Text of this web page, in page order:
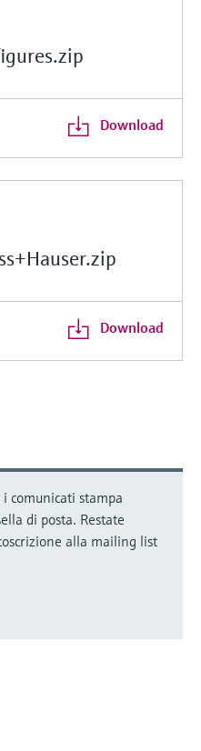
Download
Download
comunicati stampa
di posta. Restate
alla mailing list